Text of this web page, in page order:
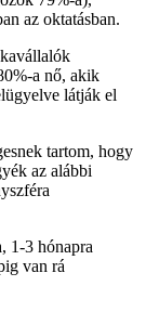
az oktatásban.
a nő, akik
látják el
tartom, hogy
az alábbi
1-3 hónapra
van rá